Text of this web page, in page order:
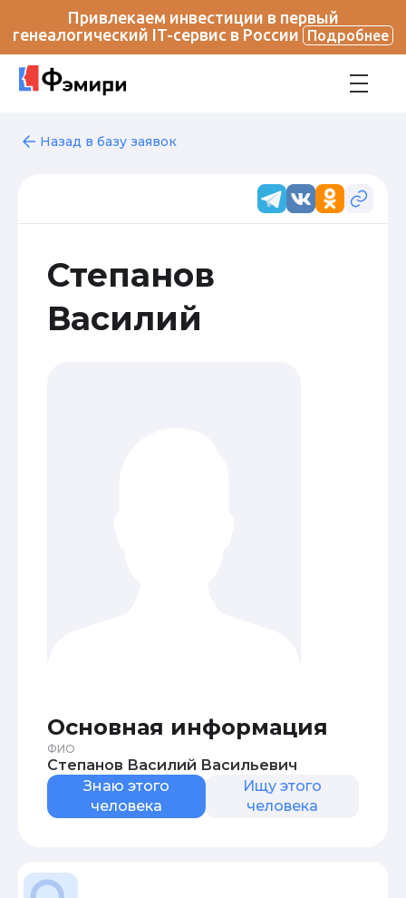
Привлекаем инвестиции в первый
генеалогический IT-сервис в России
Подробнее
Назад в базу заявок
Степанов
Василий
Основная информация
ФИО
Степанов Василий Васильевич
Знаю этого
человека
Ищу этого
человека